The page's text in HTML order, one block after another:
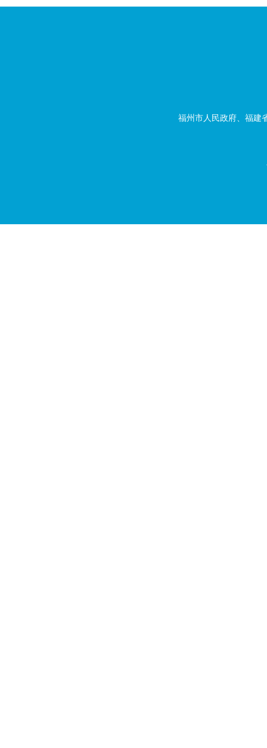
福州市人民政府、福建